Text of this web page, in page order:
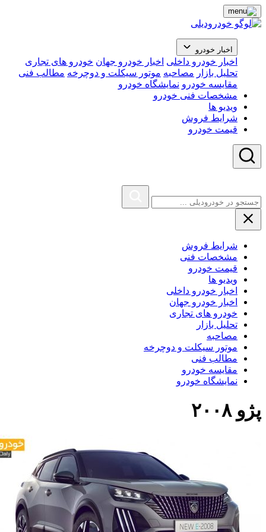
اخبار خودرو
اخبار خودرو داخلی اخبار خودرو جهان خودرو های تجاری
تحلیل بازار مصاحبه موتور سیکلت و دوچرخه مطالب فنی
مقایسه خودرو نمایشگاه خودرو
مشخصات فنی خودرو
ویدیو ها
شرایط فروش
قیمت خودرو
شرایط فروش
مشخصات فنی
قیمت خودرو
ویدیو ها
اخبار خودرو داخلی
اخبار خودرو جهان
خودرو های تجاری
تحلیل بازار
مصاحبه
موتور سیکلت و دوچرخه
مطالب فنی
مقایسه خودرو
نمایشگاه خودرو
۲۰۰۸